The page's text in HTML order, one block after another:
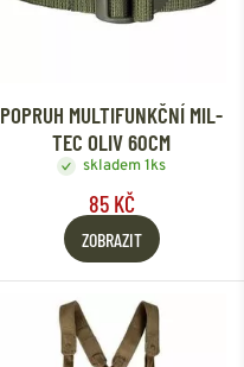
POPRUH MULTIFUNKČNÍ MIL-
TEC OLIV 60CM
skladem 1ks
85 KČ
ZOBRAZIT